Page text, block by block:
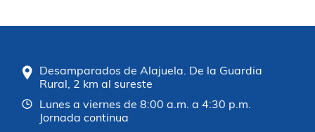
Desamparados de Alajuela. De la Guardia
Rural, 2 km al sureste
Lunes a viernes de 8:00 a.m. a 4:30 p.m.
Jornada continua